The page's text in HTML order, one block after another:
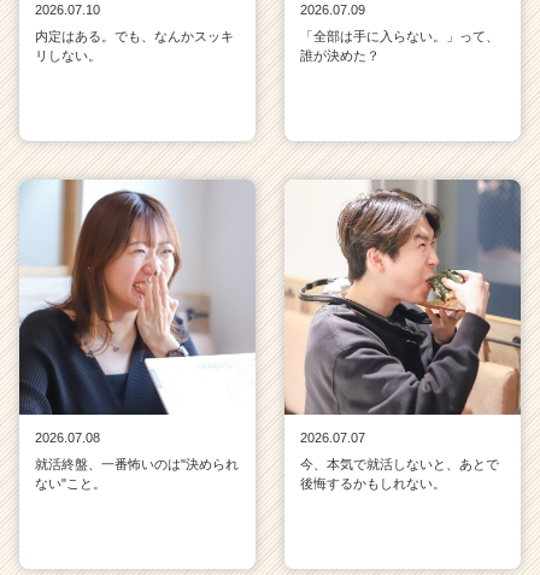
2026.07.10
内定はある。でも、なんかスッキ
リしない。
2026.07.09
「全部は手に入らない。」って、
誰が決めた？
2026.07.08
就活終盤、一番怖いのは"決められ
ない"こと。
2026.07.07
今、本気で就活しないと、あとで
後悔するかもしれない。